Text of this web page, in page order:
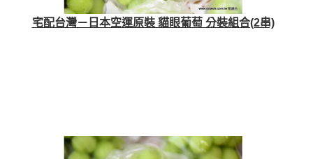
宅配台灣－日本空運原裝 貓眼葡萄 分裝組合(2串)